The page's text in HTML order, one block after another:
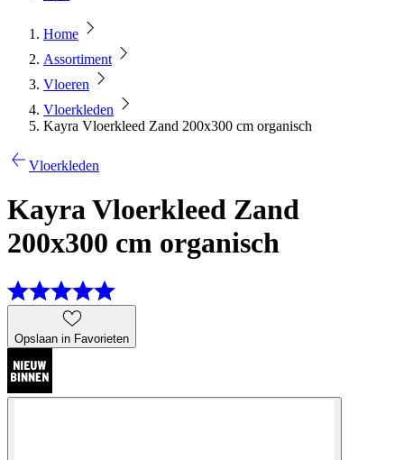
Home
Assortiment
Vloeren
Vloerkleden
Kayra Vloerkleed Zand 200x300 cm organisch
Vloerkleden
Kayra Vloerkleed Zand
200x300 cm organisch
Opslaan in Favorieten